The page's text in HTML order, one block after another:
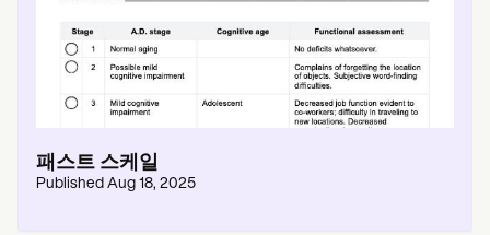
패스트 스케일
Published Aug 18, 2025